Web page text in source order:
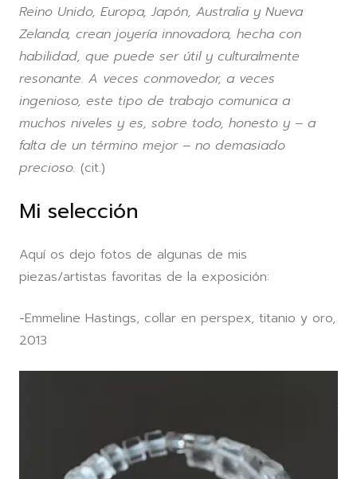
Reino Unido, Europa, Japón, Australia y Nueva
Zelanda, crean joyería innovadora, hecha con
habilidad, que puede ser útil y culturalmente
resonante. A veces conmovedor, a veces
ingenioso, este tipo de trabajo comunica a
muchos niveles y es, sobre todo, honesto y – a
falta de un término mejor – no demasiado
precioso. (cit.)
Mi selección
Aquí os dejo fotos de algunas de mis
piezas/artistas favoritas de la exposición:
-Emmeline Hastings, collar en perspex, titanio y oro,
2013